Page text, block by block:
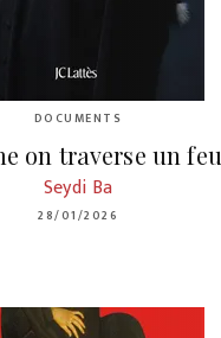
DOCUMENTS
on traverse un feu
Seydi Ba
28/01/2026